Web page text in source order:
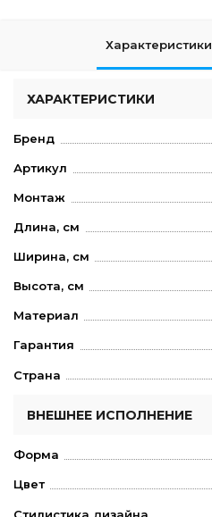
Характеристики
ХАРАКТЕРИСТИКИ
Бренд
Артикул
Монтаж
Длина, см
Ширина, см
Высота, см
Материал
Гарантия
Страна
ВНЕШНЕЕ ИСПОЛНЕНИЕ
Форма
Цвет